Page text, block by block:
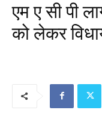
एम ए सी पी
को लेकर